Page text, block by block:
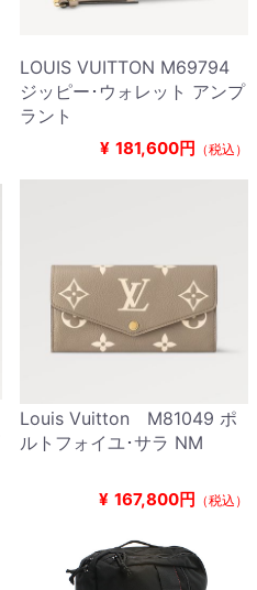
LOUIS VUITTON M69794
ジッピー･ウォレット アンプ
ラント
¥ 181,600円 （税込）
Louis Vuitton M81049 ポ
ルトフォイユ･サラ NM
¥ 167,800円 （税込）